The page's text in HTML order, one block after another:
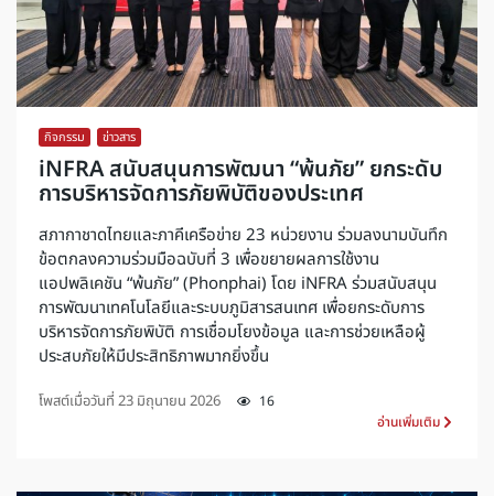
กิจกรรม ข่าวสาร
iNFRA สนับสนุนการพัฒนา “พ้นภัย” ยกระดับ
การบริหารจัดการภัยพิบัติของประเทศ
สภากาชาดไทยและภาคีเครือข่าย 23 หน่วยงาน ร่วมลงนามบันทึก
ข้อตกลงความร่วมมือฉบับที่ 3 เพื่อขยายผลการใช้งาน
แอปพลิเคชัน “พ้นภัย” (Phonphai) โดย iNFRA ร่วมสนับสนุน
การพัฒนาเทคโนโลยีและระบบภูมิสารสนเทศ เพื่อยกระดับการ
บริหารจัดการภัยพิบัติ การเชื่อมโยงข้อมูล และการช่วยเหลือผู้
ประสบภัยให้มีประสิทธิภาพมากยิ่งขึ้น
โพสต์เมื่อวันที่ 23 มิถุนายน 2026
16
อ่านเพิ่มเติม